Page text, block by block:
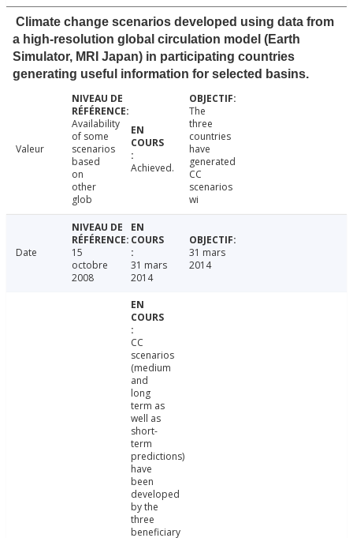
Climate change scenarios developed using data from
a high-resolution global circulation model (Earth
Simulator, MRI Japan) in participating countries
generating useful information for selected basins.
Valeur
Availability
of some
scenarios
based
on
other
glob
Achieved.
The
three
countries
have
generated
CC
scenarios
wi
Date
15
octobre
2008
31 mars
2014
31 mars
2014
CC
scenarios
(medium
and
long
term as
well as
short-
term
predictions)
have
been
developed
by the
three
beneficiary